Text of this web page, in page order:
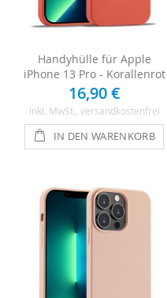
Handyhülle für Apple
iPhone 13 Pro - Korallenrot
16,90 €
Inkl. MwSt. , versandkostenfrei
IN DEN WARENKORB